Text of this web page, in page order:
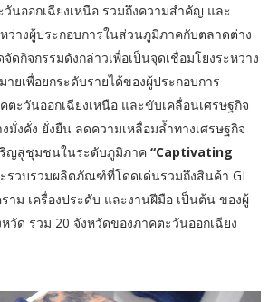
นออกเฉียงเหนือ รวมถึงความสำคัญ และ
ว่างผู้ประกอบการในส่วนภูมิภาคกับตลาดต่าง
ดกิจกรรมดังกล่าวเพื่อเป็นจุดเชื่อมโยงระหว่าง
ยเพื่อยกระดับรายได้ของผู้ประกอบการ
ตะวันออกเฉียงเหนือ และขับเคลื่อนเศรษฐกิจ
มั่งคั่ง ยั่งยืน ลดความเหลื่อมล้ำทางเศรษฐกิจ
ริญสู่ชุมชนในระดับภูมิภาค “Captivating
รวบรวมผลิตภัณฑ์ที่โดดเด่นรวมถึงสินค้า GI
าม เครื่องประดับ และงานฝีมือ เป็นต้น ของผู้
วัด รวม 20 จังหวัดของภาคตะวันออกเฉียง